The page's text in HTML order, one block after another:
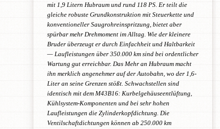
mit 1,9 Litern Hubraum und rund 118 PS. Er teilt die
gleiche robuste Grundkonstruktion mit Steuerkette und
konventioneller Saugrohreinspritzung, bietet aber
spürbar mehr Drehmoment im Alltag. Wie der kleinere
Bruder überzeugt er durch Einfachheit und Haltbarkeit
— Laufleistungen über 350.000 km sind bei ordentlicher
Wartung gut erreichbar. Das Mehr an Hubraum macht
ihn merklich angenehmer auf der Autobahn, wo der 1,6-
Liter an seine Grenzen stößt. Schwachstellen sind
identisch mit dem M43B16: Kurbelgehäuseentlüftung,
Kühlsystem-Komponenten und bei sehr hohen
Laufleistungen die Zylinderkopfdichtung. Die
Ventilschaftdichtungen können ab 250.000 km